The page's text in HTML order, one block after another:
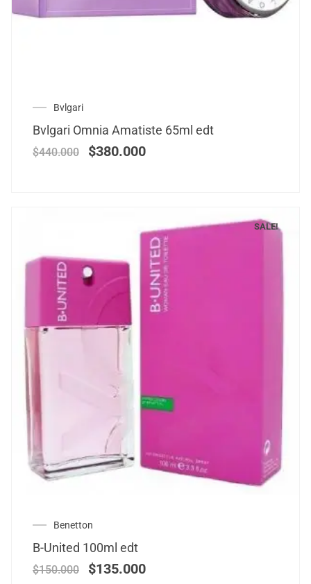
Bvlgari
Bvlgari Omnia Amatiste 65ml edt
$440.000 $380.000
SALE!
Benetton
B-United 100ml edt
$150.000 $135.000